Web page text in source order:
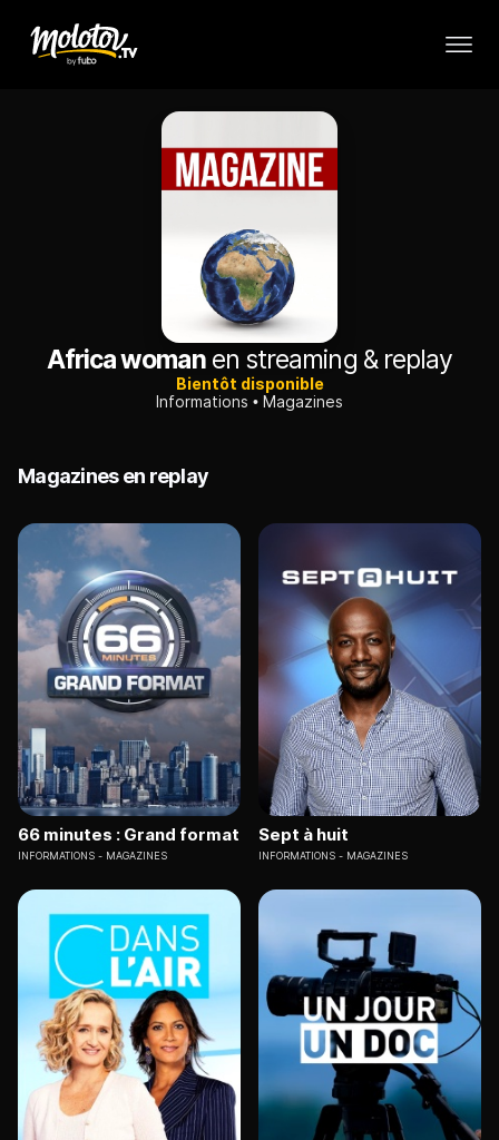
Africa womanen streaming & replay
Bientôt disponible
Informations
Magazines
Magazines en replay
66 minutes : Grand format
INFORMATIONS MAGAZINES
Sept à huit
INFORMATIONS MAGAZINES